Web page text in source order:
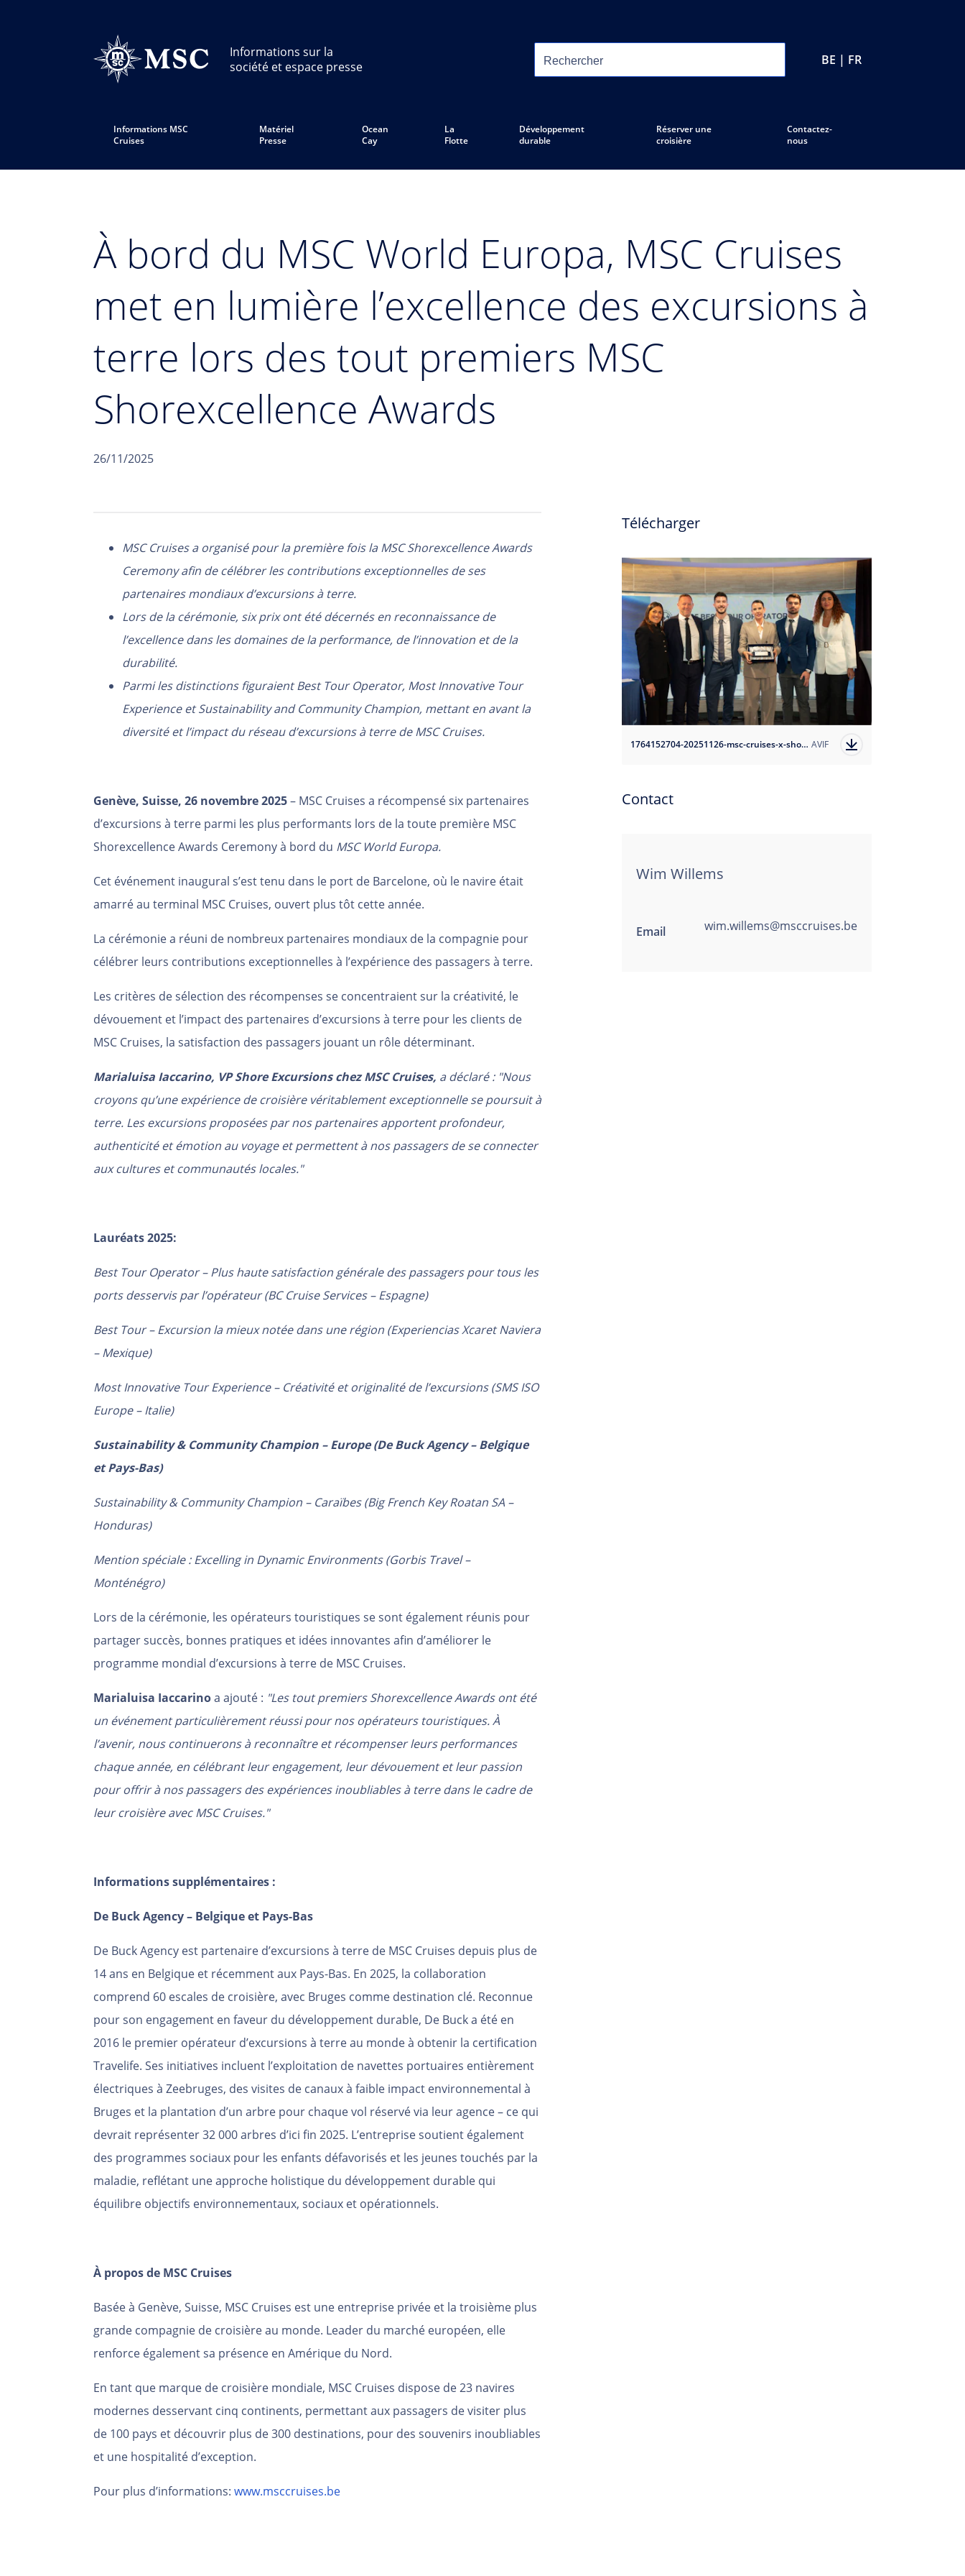
Informations sur la
société et espace presse
BE | FR
Informations MSC
Cruises
Matériel
Presse
Ocean
Cay
La
Flotte
Développement
durable
Réserver une
croisière
Contactez-
nous
À bord du MSC World Europa, MSC Cruises
met en lumière l’excellence des excursions à
terre lors des tout premiers MSC
Shorexcellence Awards
26/11/2025
MSC Cruises a organisé pour la première fois la MSC Shorexcellence Awards
Ceremony afin de célébrer les contributions exceptionnelles de ses
partenaires mondiaux d’excursions à terre.
Lors de la cérémonie, six prix ont été décernés en reconnaissance de
l’excellence dans les domaines de la performance, de l’innovation et de la
durabilité.
Parmi les distinctions figuraient Best Tour Operator, Most Innovative Tour
Experience et Sustainability and Community Champion, mettant en avant la
diversité et l’impact du réseau d’excursions à terre de MSC Cruises.
Genève, Suisse, 26 novembre 2025– MSC Cruises a récompensé six partenaires
d’excursions à terre parmi les plus performants lors de la toute première MSC
Shorexcellence Awards Ceremony à bord du MSC World Europa.
Cet événement inaugural s’est tenu dans le port de Barcelone, où le navire était
amarré au terminal MSC Cruises, ouvert plus tôt cette année.
La cérémonie a réuni de nombreux partenaires mondiaux de la compagnie pour
célébrer leurs contributions exceptionnelles à l’expérience des passagers à terre.
Les critères de sélection des récompenses se concentraient sur la créativité, le
dévouement et l’impact des partenaires d’excursions à terre pour les clients de
MSC Cruises, la satisfaction des passagers jouant un rôle déterminant.
Marialuisa Iaccarino, VP Shore Excursions chez MSC Cruises, a déclaré : "Nous
croyons qu’une expérience de croisière véritablement exceptionnelle se poursuit à
terre. Les excursions proposées par nos partenaires apportent profondeur,
authenticité et émotion au voyage et permettent à nos passagers de se connecter
aux cultures et communautés locales."
Lauréats 2025:
Best Tour Operator – Plus haute satisfaction générale des passagers pour tous les
ports desservis par l’opérateur (BC Cruise Services – Espagne)
Best Tour – Excursion la mieux notée dans une région (Experiencias Xcaret Naviera
– Mexique)
Most Innovative Tour Experience – Créativité et originalité de l’excursions (SMS ISO
Europe – Italie)
Sustainability & Community Champion – Europe (De Buck Agency – Belgique
et Pays-Bas)
Sustainability & Community Champion – Caraïbes (Big French Key Roatan SA –
Honduras)
Mention spéciale : Excelling in Dynamic Environments (Gorbis Travel –
Monténégro)
Lors de la cérémonie, les opérateurs touristiques se sont également réunis pour
partager succès, bonnes pratiques et idées innovantes afin d’améliorer le
programme mondial d’excursions à terre de MSC Cruises.
Marialuisa Iaccarinoa ajouté : "Les tout premiers Shorexcellence Awards ont été
un événement particulièrement réussi pour nos opérateurs touristiques. À
l’avenir, nous continuerons à reconnaître et récompenser leurs performances
chaque année, en célébrant leur engagement, leur dévouement et leur passion
pour offrir à nos passagers des expériences inoubliables à terre dans le cadre de
leur croisière avec MSC Cruises."
Informations supplémentaires :
De Buck Agency – Belgique et Pays-Bas
De Buck Agency est partenaire d’excursions à terre de MSC Cruises depuis plus de
14 ans en Belgique et récemment aux Pays-Bas. En 2025, la collaboration
comprend 60 escales de croisière, avec Bruges comme destination clé. Reconnue
pour son engagement en faveur du développement durable, De Buck a été en
2016 le premier opérateur d’excursions à terre au monde à obtenir la certification
Travelife. Ses initiatives incluent l’exploitation de navettes portuaires entièrement
électriques à Zeebruges, des visites de canaux à faible impact environnemental à
Bruges et la plantation d’un arbre pour chaque vol réservé via leur agence – ce qui
devrait représenter 32 000 arbres d’ici fin 2025. L’entreprise soutient également
des programmes sociaux pour les enfants défavorisés et les jeunes touchés par la
maladie, reflétant une approche holistique du développement durable qui
équilibre objectifs environnementaux, sociaux et opérationnels.
À propos de MSC Cruises
Basée à Genève, Suisse, MSC Cruises est une entreprise privée et la troisième plus
grande compagnie de croisière au monde. Leader du marché européen, elle
renforce également sa présence en Amérique du Nord.
En tant que marque de croisière mondiale, MSC Cruises dispose de 23 navires
modernes desservant cinq continents, permettant aux passagers de visiter plus
de 100 pays et découvrir plus de 300 destinations, pour des souvenirs inoubliables
et une hospitalité d’exception.
Pour plus d’informations: www.msccruises.be
Télécharger
1764152704-20251126-msc-cruises-x-shore-excursion-excellence-awards?auto=format AVIF
Contact
Wim Willems
Email wim.willems@msccruises.be